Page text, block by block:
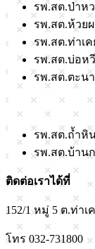
รพ.สต.ป่าห
รพ.สต.ห้วย
รพ.สต.ท่าเค
รพ.สต.บ่อหวี
รพ.สต.ตะน
รพ.สต.ถ้ำหิ
รพ.สต.บ้าน
ติดต่อเราได้ที่
152/1 หมู่ 5 ต.ท่าเ
โทร 032-731800